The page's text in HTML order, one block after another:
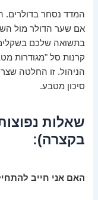
המדד נסחר
אם שער הדולר מול
בתשואה שלכם
קרנות סל "מגודרות
הניהול. זו החלטה
סיכון מטבע.
שאלות
בקצרה):
האם אני חייב